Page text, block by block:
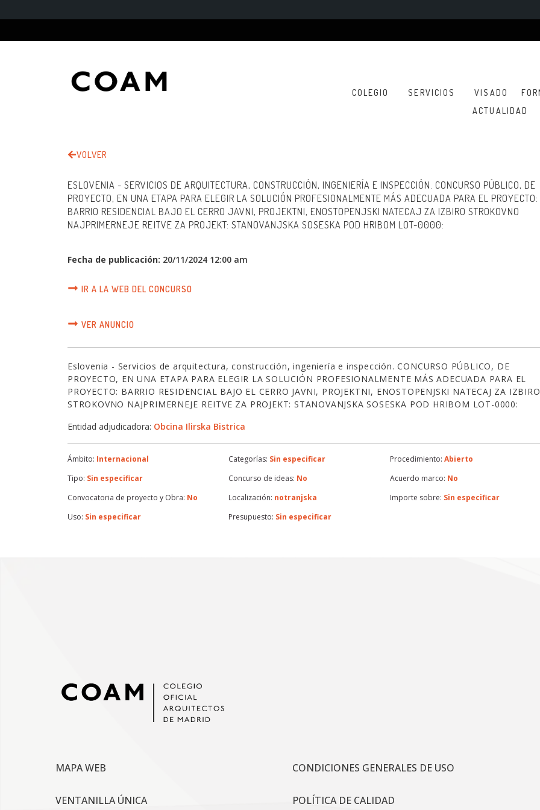
COLEGIO SERVICIOS VISADO
ACTUALIDAD
VOLVER
ESLOVENIA - SERVICIOS DE ARQUITECTURA, CONSTRUCCIÓN, INGENIERÍA E INSPECCIÓN. CONCURSO PÚBLICO, DE
PROYECTO, EN UNA ETAPA PARA ELEGIR LA SOLUCIÓN PROFESIONALMENTE MÁS ADECUADA PARA EL PROYECTO:
BARRIO RESIDENCIAL BAJO EL CERRO JAVNI, PROJEKTNI, ENOSTOPENJSKI NATECAJ ZA IZBIRO STROKOVNO
NAJPRIMERNEJE REITVE ZA PROJEKT: STANOVANJSKA SOSESKA POD HRIBOM LOT-0000:
Fecha de publicación: 20/11/2024 12:00 am
IR A LA WEB DEL CONCURSO
VER ANUNCIO
Eslovenia - Servicios de arquitectura, construcción, ingeniería e inspección. CONCURSO PÚBLICO, DE
PROYECTO, EN UNA ETAPA PARA ELEGIR LA SOLUCIÓN PROFESIONALMENTE MÁS ADECUADA PARA EL
PROYECTO: BARRIO RESIDENCIAL BAJO EL CERRO JAVNI, PROJEKTNI, ENOSTOPENJSKI NATECAJ ZA IZBIRO
STROKOVNO NAJPRIMERNEJE REITVE ZA PROJEKT: STANOVANJSKA SOSESKA POD HRIBOM LOT-0000:
Entidad adjudicadora: Obcina Ilirska Bistrica
Ámbito: Internacional
Tipo: Sin especificar
Convocatoria de proyecto y Obra: No
Uso: Sin especificar
Categorías: Sin especificar
Concurso de ideas: No
Localización: notranjska
Presupuesto: Sin especificar
Procedimiento: Abierto
Acuerdo marco: No
Importe sobre: Sin especificar
MAPA WEB
VENTANILLA ÚNICA
CONDICIONES GENERALES DE USO
POLÍTICA DE CALIDAD